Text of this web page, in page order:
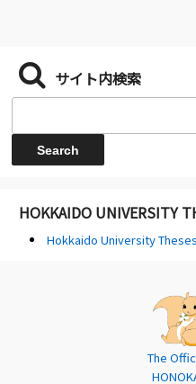
サイト内検索
HOKKAIDO UNIVERSITY
Hokkaido University
The